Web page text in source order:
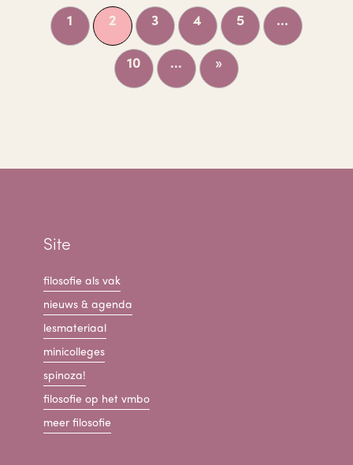
1 2 3 4 5 ...
10 ... »
Site
filosofie als vak
nieuws & agenda
lesmateriaal
minicolleges
spinoza!
filosofie op het vmbo
meer filosofie